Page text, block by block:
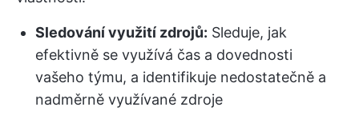
Sledování využití zdrojů: Sleduje, jak
efektivně se využívá čas a dovednosti
vašeho týmu, a identifikuje nedostatečně a
nadměrně využívané zdroje